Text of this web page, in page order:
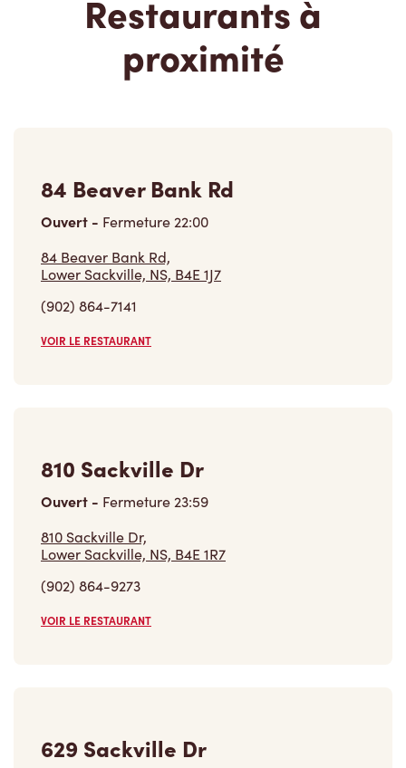
Restaurants à
proximité
84 Beaver Bank Rd
Ouvert - Fermeture22:00
84 Beaver Bank Rd,
Lower Sackville, NS, B4E 1J7
(902) 864-7141
VOIR LE RESTAURANT
810 Sackville Dr
Ouvert - Fermeture23:59
810 Sackville Dr,
Lower Sackville, NS, B4E 1R7
(902) 864-9273
VOIR LE RESTAURANT
629 Sackville Dr